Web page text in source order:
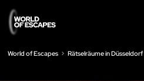
World of Escapes Rätselräume in Düsseldorf